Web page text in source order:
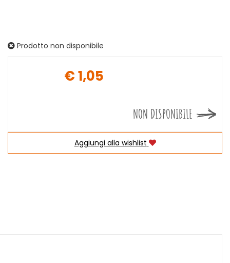
Prodotto non disponibile
€ 1,05
NON DISPONIBILE
Aggiungi alla wishlist